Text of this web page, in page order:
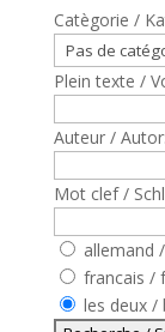
Catègorie /
Plein texte /
Auteur / Autor:
Mot clef /
allemand
francais /
les deux /